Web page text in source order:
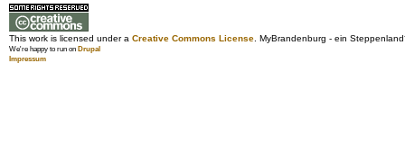
This work is licensed under a Creative Commons License. MyBrandenburg - ein
We're happy to run on Drupal
Impressum